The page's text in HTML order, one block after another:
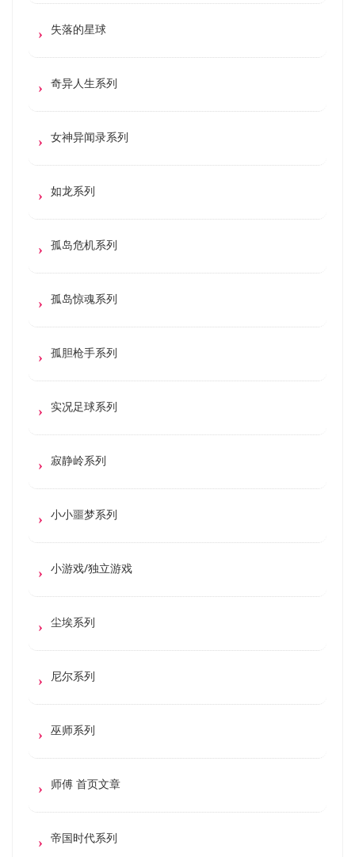
失落的星球
奇异人生系列
女神异闻录系列
如龙系列
孤岛危机系列
孤岛惊魂系列
孤胆枪手系列
实况足球系列
寂静岭系列
小小噩梦系列
小游戏/独立游戏
尘埃系列
尼尔系列
巫师系列
师傅 首页文章
帝国时代系列